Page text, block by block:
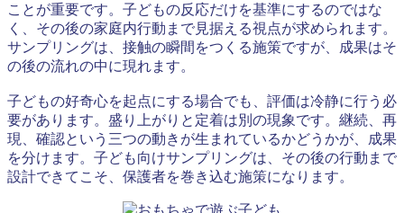
ことが重要です。子どもの反応だけを基準にするのではな
く、その後の家庭内行動まで見据える視点が求められます。
サンプリングは、接触の瞬間をつくる施策ですが、成果はそ
の後の流れの中に現れます。
子どもの好奇心を起点にする場合でも、評価は冷静に行う必
要があります。盛り上がりと定着は別の現象です。継続、再
現、確認という三つの動きが生まれているかどうかが、成果
を分けます。子ども向けサンプリングは、その後の行動まで
設計できてこそ、保護者を巻き込む施策になります。